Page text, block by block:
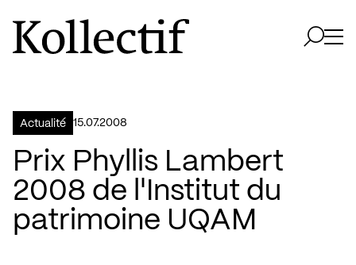
Aller à la page d'accueil
Logo Kollectif
Actualité 15.07.2008
Prix Phyllis Lambert
2008 de l'Institut du
patrimoine UQAM